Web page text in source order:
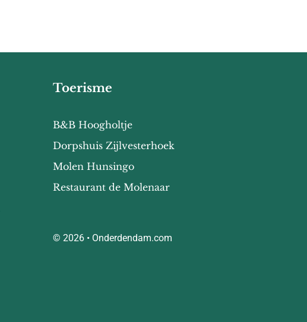
Toerisme
B&B Hoogholtje
Dorpshuis Zijlvesterhoek
Molen Hunsingo
Restaurant de Molenaar
© 2026 • Onderdendam.com